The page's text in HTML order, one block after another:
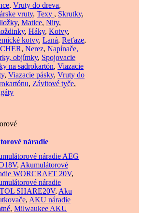
, Vruty do dreva,
vruty, Texy , Skrutky,
, Matice, Nity,
, Háky, Kotvy,
kotvy, Laná, Reťaze,
, Nerez, Napínače,
objímky, Spojovacie
na sadrokartón, Viazacie
, Viazacie pásky, Vruty do
, Závitové tyče,
náradie
náradie AEG
, Akumulátorové
WORCRAFT 20V,
náradie
SHARE20V, Aku
, AKU náradie
, Milwaukee AKU